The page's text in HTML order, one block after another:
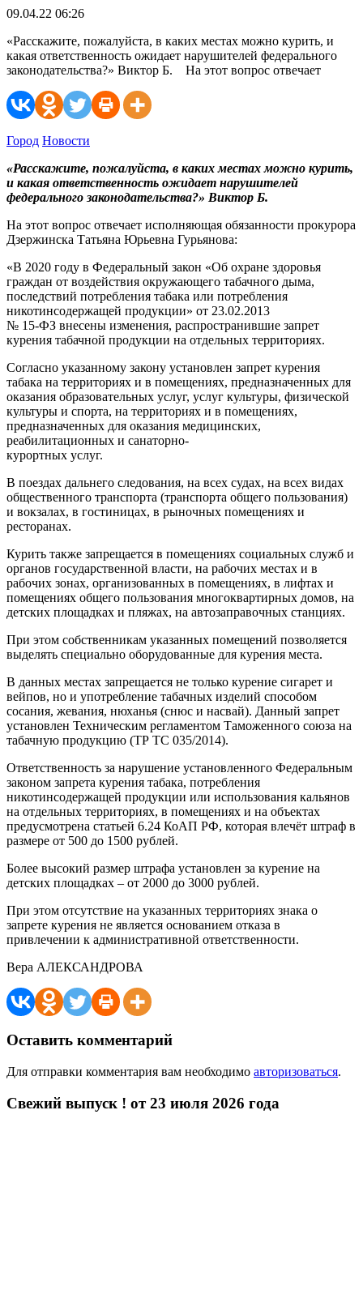
09.04.22 06:26
«Расскажите, пожалуйста, в каких местах можно курить, и
какая ответственность ожидает нарушителей федерального
законодательства?» Виктор Б. На этот вопрос отвечает
Город Новости
«Расскажите, пожалуйста, в каких местах можно курить,
и какая ответственность ожидает нарушителей
федерального законодательства?» Виктор Б.
На этот вопрос отвечает исполняющая обязанности прокурора
Дзержинска Татьяна Юрьевна Гурьянова:
«В 2020 году в Федеральный закон «Об охране здоровья
граждан от воздействия окружающего табачного дыма,
последствий потребления табака или потребления
никотинсодержащей продукции» от 23.02.2013
№ 15-ФЗ внесены изменения, распространившие запрет
курения табачной продукции на отдельных территориях.
Согласно указанному закону установлен запрет курения
табака на территориях и в помещениях, предназначенных для
оказания образовательных услуг, услуг культуры, физической
культуры и спорта, на территориях и в помещениях,
предназначенных для оказания медицинских,
реабилитационных и санаторно-
курортных услуг.
В поездах дальнего следования, на всех судах, на всех видах
общественного транспорта (транспорта общего пользования)
и вокзалах, в гостиницах, в рыночных помещениях и
ресторанах.
Курить также запрещается в помещениях социальных служб и
органов государственной власти, на рабочих местах и в
рабочих зонах, организованных в помещениях, в лифтах и
помещениях общего пользования многоквартирных домов, на
детских площадках и пляжах, на автозаправочных станциях.
При этом собственникам указанных помещений позволяется
выделять специально оборудованные для курения места.
В данных местах запрещается не только курение сигарет и
вейпов, но и употребление табачных изделий способом
сосания, жевания, нюханья (снюс и насвай). Данный запрет
установлен Техническим регламентом Таможенного союза на
табачную продукцию (ТР ТС 035/2014).
Ответственность за нарушение установленного Федеральным
законом запрета курения табака, потребления
никотинсодержащей продукции или использования кальянов
на отдельных территориях, в помещениях и на объектах
предусмотрена статьей 6.24 КоАП РФ, которая влечёт штраф в
размере от 500 до 1500 рублей.
Более высокий размер штрафа установлен за курение на
детских площадках – от 2000 до 3000 рублей.
При этом отсутствие на указанных территориях знака о
запрете курения не является основанием отказа в
привлечении к административной ответственности.
Вера АЛЕКСАНДРОВА
Оставить комментарий
Для отправки комментария вам необходимо авторизоваться.
Свежий выпуск ! от 23 июля 2026 года